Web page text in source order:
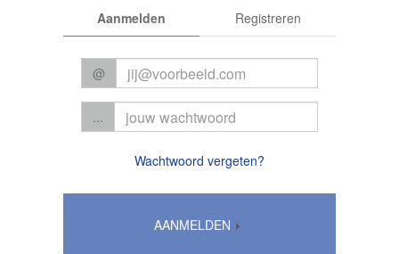
Aanmelden Registreren
@
...
Wachtwoord vergeten?
AANMELDEN